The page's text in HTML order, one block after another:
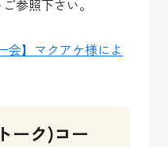
参照下さい。
会】マクアケ様によ
ーク)コー